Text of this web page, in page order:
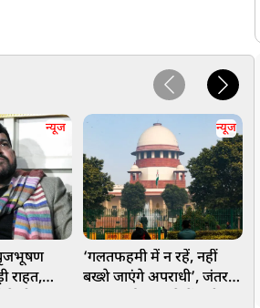
न्यूज
बृजभूषण
राहत,
न्यूज
‘गलतफहमी में न रहें, नहीं
बख्शे जाएंगे अपराधी’, जंतर-